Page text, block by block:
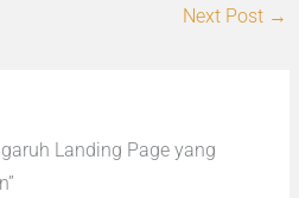
Next Post →
Landing Page yang